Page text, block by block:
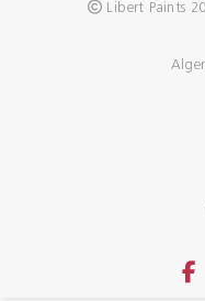
Libert Paints